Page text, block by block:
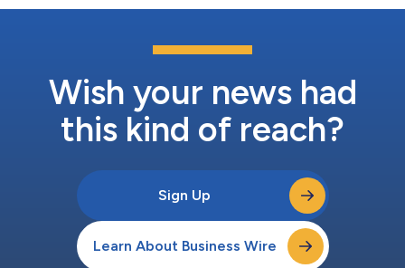
命、深知未来机遇巨大，并与我们一样致力于为患者、医生和股东
消除肝脏肿瘤（包括转移性肿瘤）方面加速了商业化和临床进展，
越来越多的医生开始采用该疗法，顶尖的学术医疗中心和医疗系统
监督管理局(FDA)提交了D...
Wish your news had
this kind of reach?
Sign Up
Learn About Business Wire